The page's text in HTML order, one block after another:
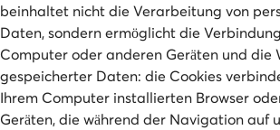
beinhaltet nicht die Verarbeitung von
Daten, sondern ermöglicht die
Computer oder anderen Geräten und die
gespeicherter Daten: die Cookies
Ihrem Computer installierten Browser
Geräten, die während der Navigation auf